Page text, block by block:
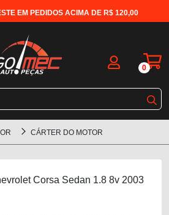
EM PEDIDOS ACIMA DE R$ 120,00
0
CÁRTER DO MOTOR
Corsa Sedan 1.8 8v 2003